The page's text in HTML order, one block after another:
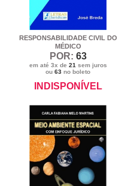
RESPONSABILIDADE CIVIL DO
MÉDICO
POR: 63
em até 3x de 21 sem juros
ou63 no boleto
INDISPONÍVEL